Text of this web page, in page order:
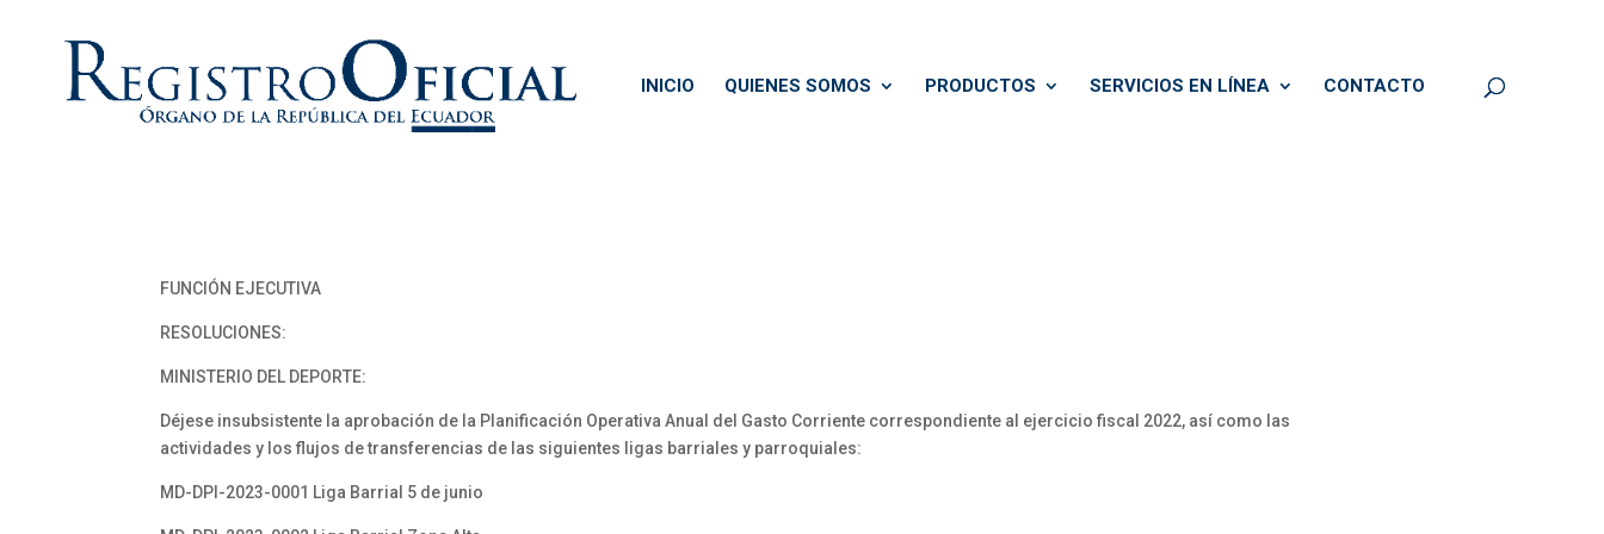
INICIO QUIENES SOMOS PRODUCTOS SERVICIOS EN LÍNEA CONTACTO
FUNCIÓN EJECUTIVA
RESOLUCIONES:
MINISTERIO DEL DEPORTE:
Déjese insubsistente la aprobación de la Planificación Operativa Anual del Gasto Corriente correspondiente al ejercicio fiscal 2022, así como las
actividades y los flujos de transferencias de las siguientes ligas barriales y parroquiales:
MD-DPI-2023-0001 Liga Barrial 5 de junio